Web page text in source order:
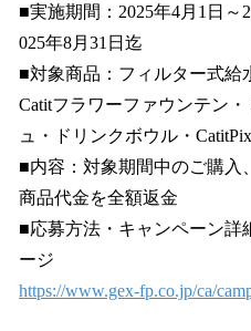
■実施期間：2025年4月1日
025年8月31日迄
■対象商品：フィルター式給
Catitフラワーファウンテン
ュ・ドリンクボウル・
■内容：対象期間中のご購入
商品代金を全額返金
■応募方法・キャンペーン詳
ージ
https://www.gex-fp.co.jp/ca/